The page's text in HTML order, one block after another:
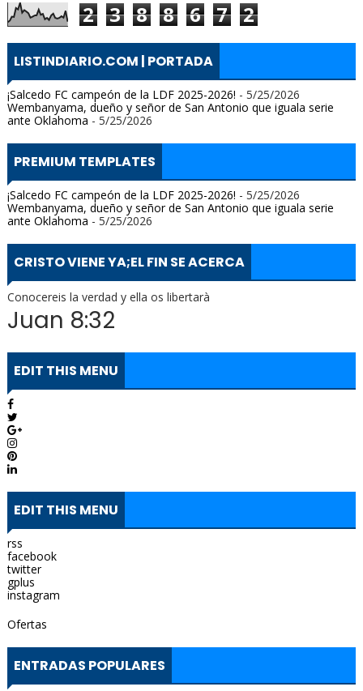
2 3 8 8 6 7 2
LISTINDIARIO.COM | PORTADA
¡Salcedo FC campeón de la LDF 2025-2026! - 5/25/2026
Wembanyama, dueño y señor de San Antonio que iguala serie
ante Oklahoma - 5/25/2026
PREMIUM TEMPLATES
¡Salcedo FC campeón de la LDF 2025-2026! - 5/25/2026
Wembanyama, dueño y señor de San Antonio que iguala serie
ante Oklahoma - 5/25/2026
CRISTO VIENE YA;EL FIN SE ACERCA
Conocereis la verdad y ella os libertarà
Juan 8:32
EDIT THIS MENU
EDIT THIS MENU
rss
facebook
twitter
gplus
instagram
Ofertas
ENTRADAS POPULARES